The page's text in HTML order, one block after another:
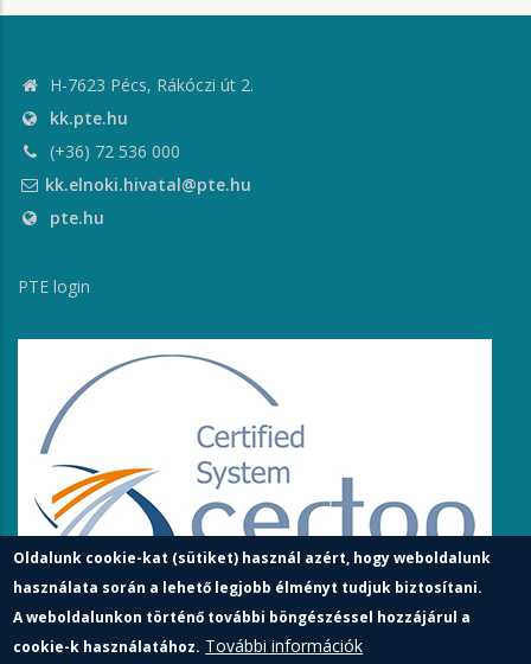
H-7623 Pécs, Rákóczi út 2.
kk.pte.hu
(+36) 72 536 000
kk.elnoki.hivatal@pte.hu
pte.hu
PTE login
Oldalunk cookie-kat (sütiket) használ azért, hogy weboldalunk
használata során a lehető legjobb élményt tudjuk biztosítani.
A weboldalunkon történő további böngészéssel hozzájárul a
cookie-k használatához. További információk